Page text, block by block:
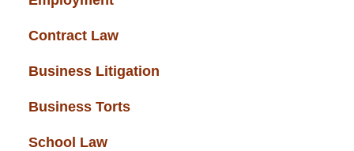
Contract Law
Business Litigation
Business Torts
School Law